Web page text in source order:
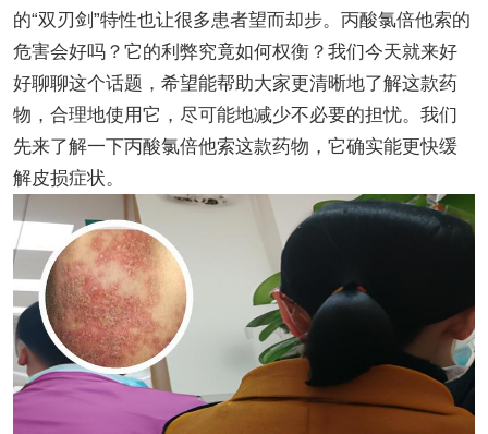
的“双刃剑”特性也让很多患者望而却步。丙酸氯倍他索的
危害会好吗？它的利弊究竟如何权衡？我们今天就来好
好聊聊这个话题，希望能帮助大家更清晰地了解这款药
物，合理地使用它，尽可能地减少不必要的担忧。我们
先来了解一下丙酸氯倍他索这款药物，它确实能更快缓
解皮损症状。